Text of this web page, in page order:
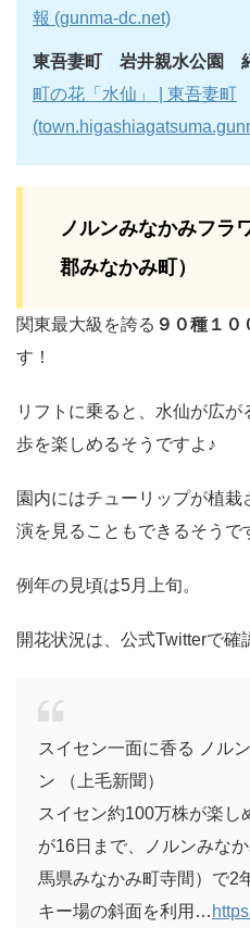
報 (gunma-dc.net)
東吾妻町 岩井親水公園
町の花「水仙」 | 東吾妻町
ノルンみなかみフラ
郡みなかみ町）
関東最大級を誇る ９０種１０
す！
リフトに乗ると、水仙が広
歩を楽しめるそうですよ♪
園内にはチューリップが植
演を見ることもできるそうで
例年の見頃は5月上旬。
開花状況は、公式Twitterで確
スイセン一面に香る ノル
ン （上毛新聞）
スイセン約100万株が楽し
が16日まで、ノルンみな
馬県みなかみ町寺間）で2
キー場の斜面を利用…